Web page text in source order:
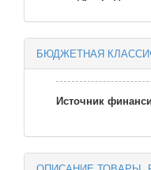
БЮДЖЕТНАЯ
Источник